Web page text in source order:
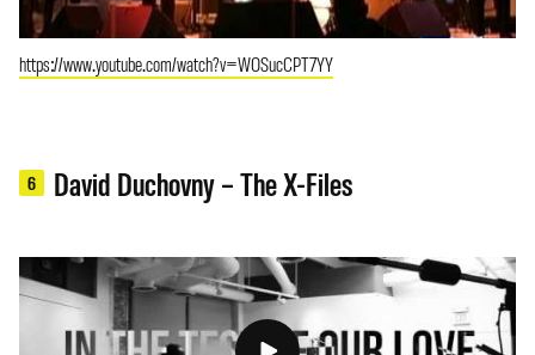
https://www.youtube.com/watch?v=WOSucCPT7YY
6 David Duchovny – The X-Files